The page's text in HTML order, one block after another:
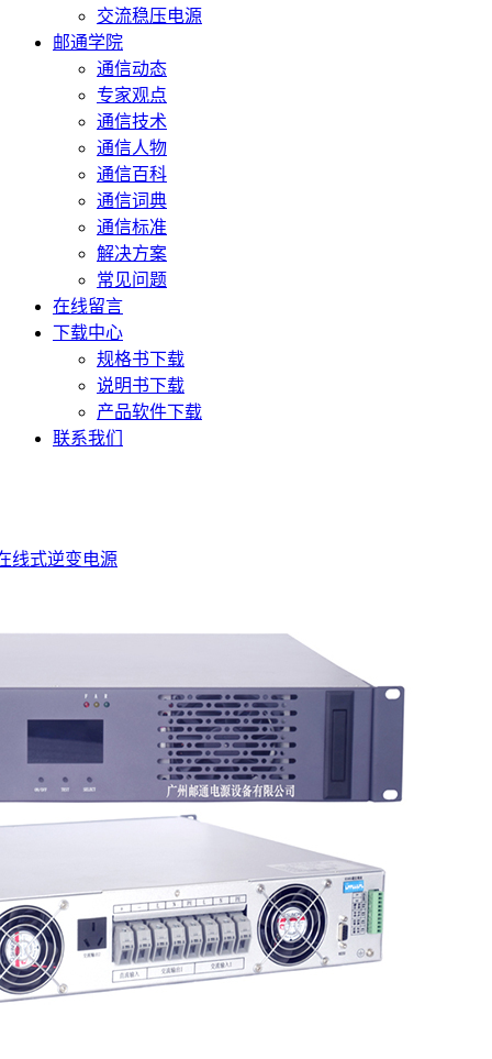
交流稳压电源
邮通学院
通信动态
专家观点
通信技术
通信人物
通信百科
通信词典
通信标准
解决方案
常见问题
在线留言
下载中心
规格书下载
说明书下载
产品软件下载
联系我们
线式逆变电源